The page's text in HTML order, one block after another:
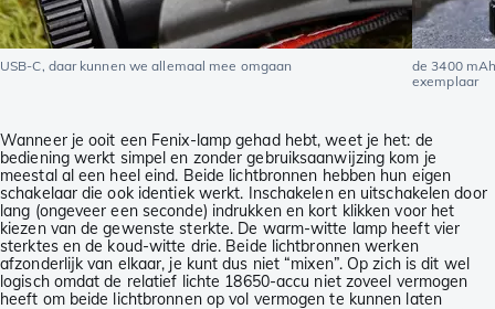
USB-C, daar kunnen we allemaal mee omgaan
de 3400
exemplaar
Wanneer je ooit een Fenix-lamp gehad hebt, weet je het: de
bediening werkt simpel en zonder gebruiksaanwijzing kom je
meestal al een heel eind. Beide lichtbronnen hebben hun eigen
schakelaar die ook identiek werkt. Inschakelen en uitschakelen door
lang (ongeveer een seconde) indrukken en kort klikken voor het
kiezen van de gewenste sterkte. De warm-witte lamp heeft vier
sterktes en de koud-witte drie. Beide lichtbronnen werken
afzonderlijk van elkaar, je kunt dus niet “mixen”. Op zich is dit wel
logisch omdat de relatief lichte 18650-accu niet zoveel vermogen
heeft om beide lichtbronnen op vol vermogen te kunnen laten